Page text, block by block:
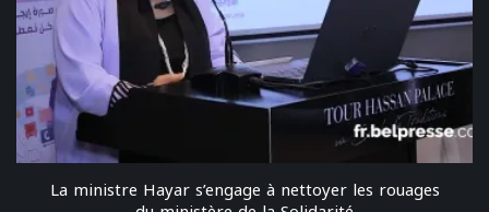
La ministre Hayar s’engage à nettoyer les rouages